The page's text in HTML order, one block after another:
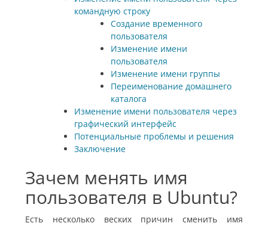
командную строку
Создание временного
пользователя
Изменение имени
пользователя
Изменение имени группы
Переименование домашнего
каталога
Изменение имени пользователя через
графический интерфейс
Потенциальные проблемы и решения
Заключение
Зачем менять имя
пользователя в Ubuntu?
Есть несколько веских причин сменить имя